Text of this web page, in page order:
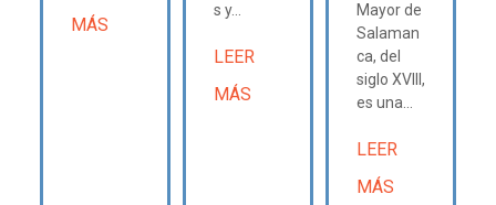
MÁS
s y...
LEER
MÁS
Mayor de
Salaman
ca, del
siglo XVIII,
es una...
LEER
MÁS